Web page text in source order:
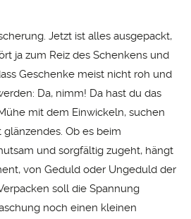
Jetzt ist alles ausgepackt,
ja zum Reiz des Schenkens und
Geschenke meist nicht roh und
Da, nimm! Da hast du das
mit dem Einwickeln, suchen
Ob es beim
und sorgfältig zugeht, hängt
von Geduld oder Ungeduld der
soll die Spannung
noch einen kleinen